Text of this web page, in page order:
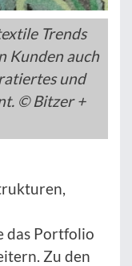
Trends
Kunden auch
und
© Bitzer +
das Portfolio
Zu den